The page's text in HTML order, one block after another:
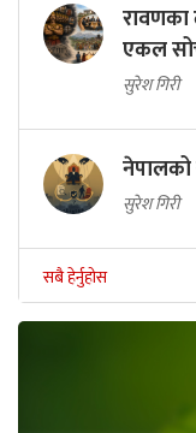
रावणका
एकल
सुरेश गिरी
सुरेश गिरी
सबै हेर्नुहोस